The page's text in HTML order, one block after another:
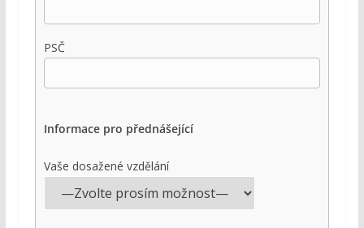
PSČ
Informace pro přednášející
Vaše dosažené vzdělání